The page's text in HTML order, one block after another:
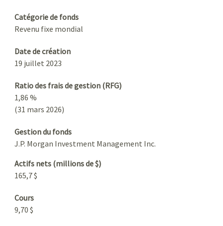
Catégorie de fonds
Revenu fixe mondial
Date de création
19 juillet 2023
Ratio des frais de gestion (RFG)
1,86 %
(31 mars 2026)
Gestion du fonds
J.P. Morgan Investment Management Inc.
Actifs nets (millions de $)
165,7 $
Cours
9,70 $